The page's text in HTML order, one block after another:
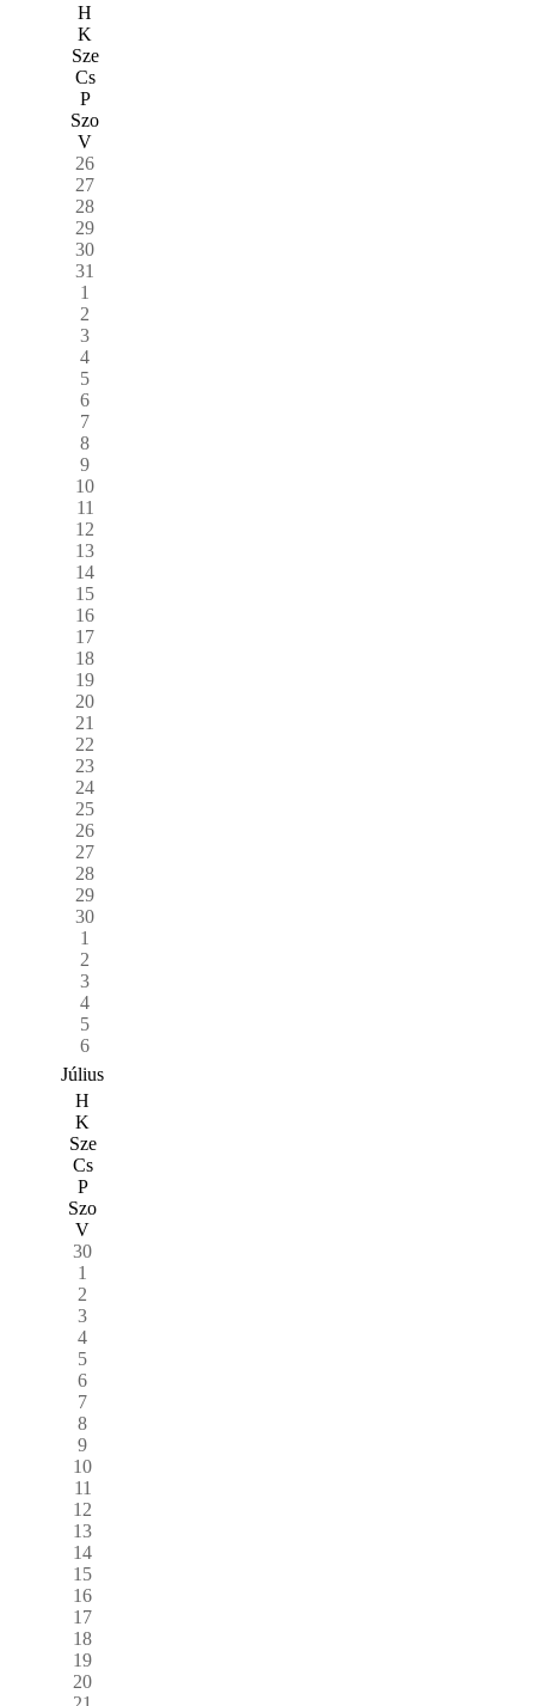
H
K
Sze
Cs
P
Szo
V
26
27
28
29
30
31
1
2
3
4
5
6
7
8
9
10
11
12
13
14
15
16
17
18
19
20
21
22
23
24
25
26
27
28
29
30
1
2
3
4
5
6
Július
H
K
Sze
Cs
P
Szo
V
30
1
2
3
4
5
6
7
8
9
10
11
12
13
14
15
16
17
18
19
20